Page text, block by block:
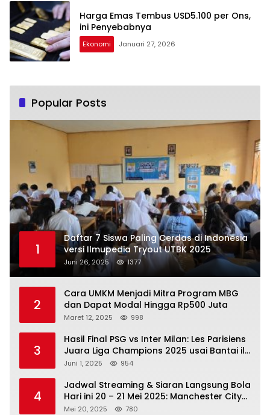
Harga Emas Tembus USD5.100 per Ons,
ini Penyebabnya
Ekonomi Januari 27, 2026
Popular Posts
1
Daftar 7 Siswa Paling Cerdas di Indonesia
versi Ilmupedia Tryout UTBK 2025
Juni 26, 2025 1377
2
Cara UMKM Menjadi Mitra Program MBG
dan Dapat Modal Hingga Rp500 Juta
Maret 12, 2025 998
3
Hasil Final PSG vs Inter Milan: Les Parisiens
Juara Liga Champions 2025 usai Bantai il
Nerazzurri
Juni 1, 2025 954
4
Jadwal Streaming & Siaran Langsung Bola
Hari ini 20 – 21 Mei 2025: Manchester City
vs Bournemouth
Mei 20, 2025 780